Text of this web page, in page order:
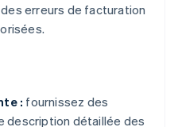
erreurs de facturation
: fournissez des
description détaillée des